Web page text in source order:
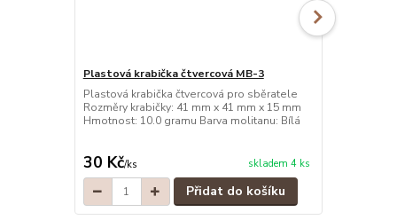
Plastová krabička čtvercová MB-3
Plastová krabička čtvercová pro sběratele
Rozměry krabičky: 41 mm x 41 mm x 15 mm
Hmotnost: 10.0 gramu Barva molitanu: Bílá
30 Kč/ks skladem 4 ks
Přidat do košíku